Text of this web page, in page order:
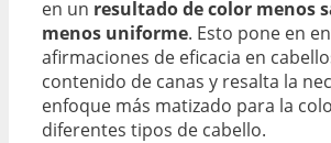
en un resultado de color menos
menos uniforme. Esto pone en
afirmaciones de eficacia en
contenido de canas y resalta la
enfoque más matizado para la
diferentes tipos de cabello.